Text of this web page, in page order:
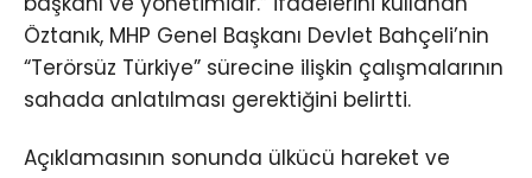
Öztanık, MHP Genel Başkanı Devlet Bahçeli’nin
“Terörsüz Türkiye” sürecine ilişkin çalışmalarının
sahada anlatılması gerektiğini belirtti.
Açıklamasının sonunda ülkücü hareket ve